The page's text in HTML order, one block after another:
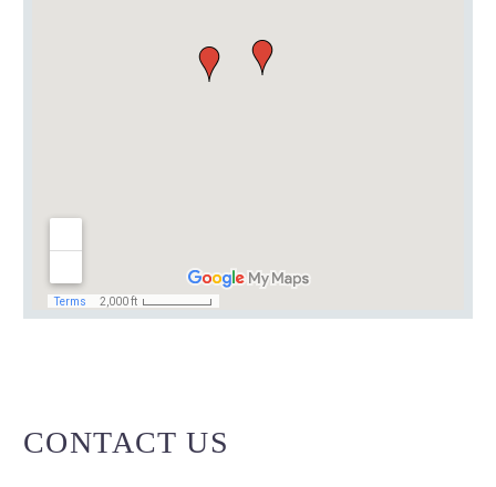
CONTACT US